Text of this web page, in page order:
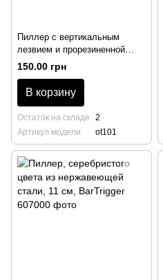
Пиллер с вертикальным
лезвием и прорезиненной
вставкой, серебристого цвета,
нержавеющая сталь, 16.5 см,
BarTrigger
150.00 грн
В корзину
Остаток на складе
2
Артикул модели
ot101